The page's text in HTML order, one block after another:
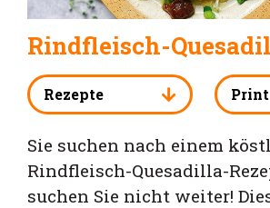
Rindfleisch-
Rezepte Print
Sie suchen nach einem
Rindfleisch-Quesadilla-
suchen Sie nicht weiter!